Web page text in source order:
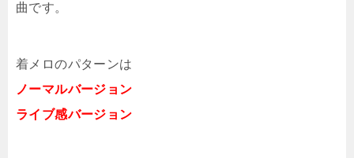
曲です。
着メロのパターンは
ノーマルバージョン
ライブ感バージョン